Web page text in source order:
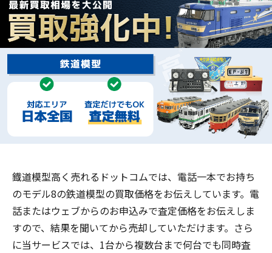
鐡道模型高く売れるドットコムでは、電話一本でお持ち
のモデル8の鉄道模型の買取価格をお伝えしています。電
話またはウェブからのお申込みで査定価格をお伝えしま
すので、結果を聞いてから売却していただけます。さら
に当サービスでは、1台から複数台まで何台でも同時査